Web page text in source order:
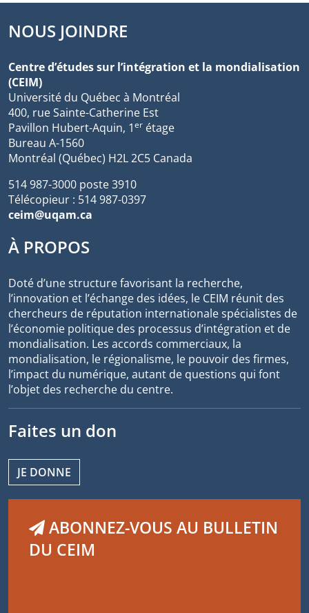
NOUS JOINDRE
Centre d’études sur l’intégration et la mondialisation
(CEIM)
Université du Québec à Montréal
400, rue Sainte-Catherine Est
Pavillon Hubert-Aquin, 1er étage
Bureau A-1560
Montréal (Québec) H2L 2C5 Canada
514 987-3000 poste 3910
Télécopieur : 514 987-0397
ceim@uqam.ca
À PROPOS
Doté d’une structure favorisant la recherche,
l’innovation et l’échange des idées, le CEIM réunit des
chercheurs de réputation internationale spécialistes de
l’économie politique des processus d’intégration et de
mondialisation. Les accords commerciaux, la
mondialisation, le régionalisme, le pouvoir des firmes,
l’impact du numérique, autant de questions qui font
l’objet des recherche du centre.
Faites un don
JE DONNE
ABONNEZ-VOUS AU BULLETIN
DU CEIM